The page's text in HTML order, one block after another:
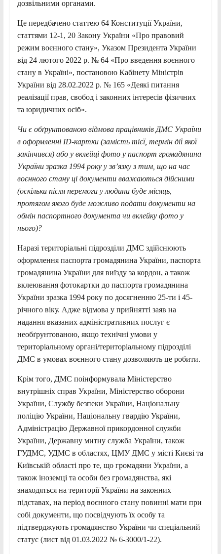
дозвільними органами.
Це передбачено статтею 64 Конституції України,
статтями 12-1, 20 Закону України «Про правовий
режим воєнного стану», Указом Президента України
від 24 лютого 2022 р. № 64 «Про введення воєнного
стану в Україні», постановою Кабінету Міністрів
України від 28.02.2022 р. № 165 «Деякі питання
реалізації прав, свобод і законних інтересів фізичних
та юридичних осіб».
Чи є обґрунтованою відмова працівників ДМС України
в оформленні ID-картки (замість тієї, термін дії якої
закінчився) або у вклейці фото у паспорт громадянина
України зразка 1994 року у зв’язку з тим, що на час
воєнного стану ці документи вважаються дійсними
(оскільки після перемоги у людини буде місяць,
протягом якого буде можливо подати документи на
обмін паспортного документа чи вклейку фото у
нього)?
Наразі територіальні підрозділи ДМС здійснюють
оформлення паспорта громадянина України, паспорта
громадянина України для виїзду за кордон, а також
вклеювання фотокартки до паспорта громадянина
України зразка 1994 року по досягненню 25-ти і 45-
річного віку. Адже відмова у прийнятті заяв на
надання вказаних адміністративних послуг є
необґрунтованою, якщо технічні умови у
територіальному органі/територіальному підрозділі
ДМС в умовах воєнного стану дозволяють це робити.
Крім того, ДМС поінформувала Міністерство
внутрішніх справ України, Міністерство оборони
України, Службу безпеки України, Національну
поліцію України, Національну гвардію України,
Адміністрацію Державної прикордонної служби
України, Державну митну служба України, також
ГУДМС, УДМС в областях, ЦМУ ДМС у місті Києві та
Київській області про те, що громадяни України, а
також іноземці та особи без громадянства, які
знаходяться на території України на законних
підставах, на період воєнного стану повинні мати при
собі документи, що посвідчують їх особу та
підтверджують громадянство України чи спеціальний
статус (лист від 01.03.2022 № 6-3000/1-22).